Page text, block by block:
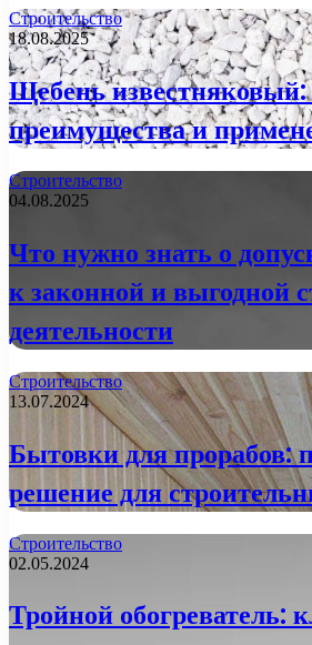
Строительство
18.08.2025
Щебень известняковый:
преимущества и
Строительство
04.08.2025
Что нужно знать о
к законной и выгодной
деятельности
Строительство
13.07.2024
Бытовки для прорабов:
решение для
Строительство
02.05.2024
Тройной обогреватель: